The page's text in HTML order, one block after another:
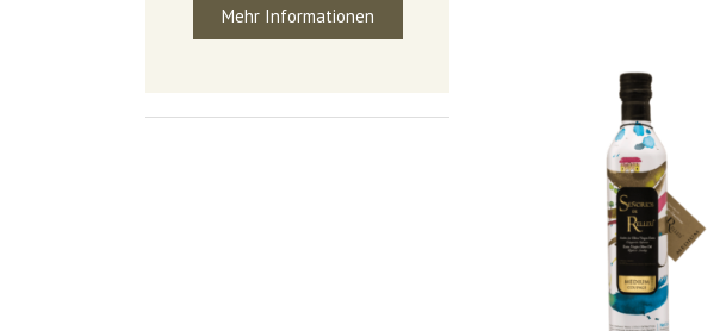
Mehr Informationen